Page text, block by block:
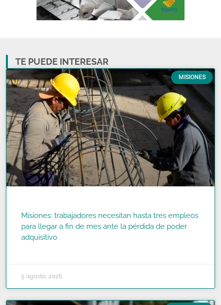
TE PUEDE INTERESAR
MISIONES
Misiones: trabajadores necesitan hasta tres empleos
para llegar a fin de mes ante la pérdida de poder
adquisitivo
5 agosto, 2026